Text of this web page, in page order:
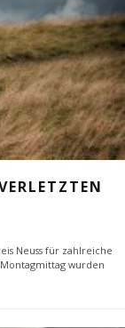
Neuss für zahlreiche
wurden